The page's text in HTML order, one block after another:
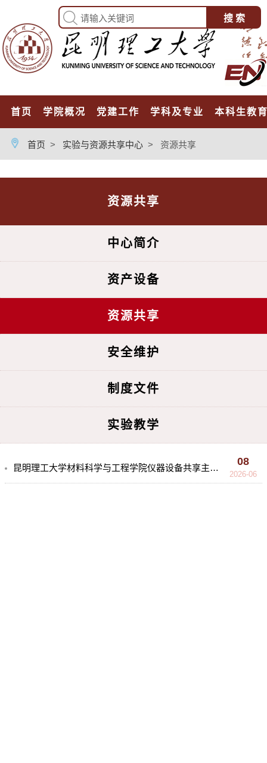
首页 学院概况 党建工作 学科及专业 本科生教
首页 > 实验与资源共享中心 > 资源共享
资源共享
中心简介
资产设备
资源共享
安全维护
制度文件
实验教学
昆明理工大学材料科学与工程学院仪器设备共享主要信息（第1期）
08
2026-06